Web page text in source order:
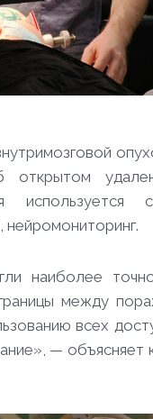
используется
нейромониторинг.
наиболее точно
между
всех
— объясняет